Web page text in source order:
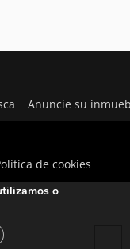
Anuncie su
de cookies
experiencia en
o